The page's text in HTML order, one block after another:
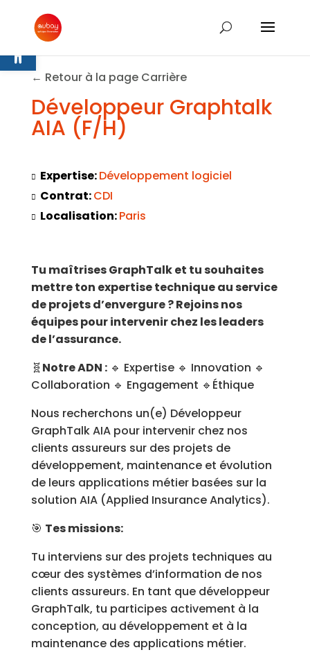
← Retour à la page Carrière
Développeur Graphtalk
AIA (F/H)
Expertise:Développement logiciel
Contrat:CDI
Localisation:Paris
Tu maîtrises GraphTalk et tu souhaites
mettre ton expertise technique au service
de projets d’envergure ? Rejoins nos
équipes pour intervenir chez les leaders
de l’assurance.
🧬 Notre ADN :🔹 Expertise 🔹 Innovation 🔹
Collaboration 🔹 Engagement 🔹Éthique
Nous recherchons un(e) Développeur
GraphTalk AIA pour intervenir chez nos
clients assureurs sur des projets de
développement, maintenance et évolution
de leurs applications métier basées sur la
solution AIA (Applied Insurance Analytics).
🎯 Tes missions:
Tu interviens sur des projets techniques au
cœur des systèmes d’information de nos
clients assureurs. En tant que développeur
GraphTalk, tu participes activement à la
conception, au développement et à la
maintenance des applications métier.
Ouvrir la barre d’outils